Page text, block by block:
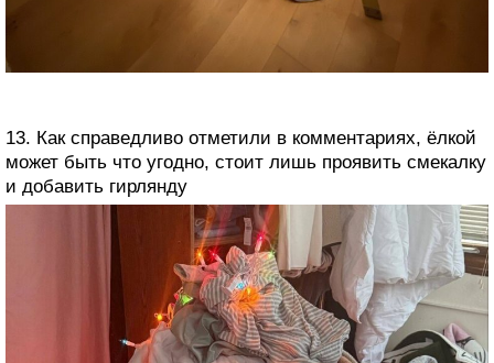
13. Как справедливо отметили в комментариях, ёлкой
может быть что угодно, стоит лишь проявить смекалку
и добавить гирлянду